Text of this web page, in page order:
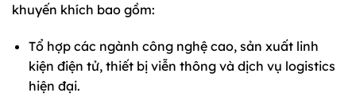
khuyến khích bao gồm:
Tổ hợp các ngành công nghệ cao, sản xuất linh
kiện điện tử, thiết bị viễn thông và dịch vụ logistics
hiện đại.